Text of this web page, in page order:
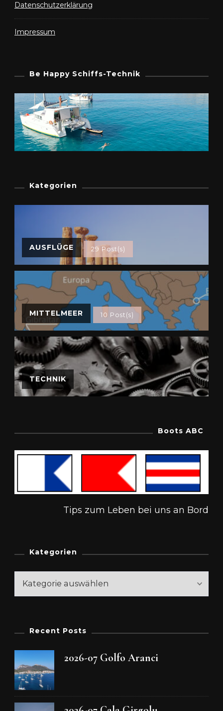
Datenschutzerklärung
Impressum
Be Happy Schiffs-Technik
Kategorien
AUSFLÜGE 29 Post(s)
MITTELMEER 10 Post(s)
TECHNIK
Boots ABC
Tips zum Leben bei uns an Bord
Kategorien
Kategorien
Recent Posts
2026-07 Golfo Aranci